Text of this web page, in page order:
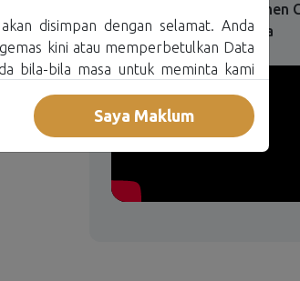
2
Salinan Dokumen
Hartanah Anda
disimpan dengan selamat. Anda
kini atau memperbetulkan Data
bila-bila masa untuk meminta kami
bertulis anda boleh ditujukan
dan sekiranya terdapat konflik
Inggeris akan digunapakai. Dengan
kepada kami, anda dianggap telah
Saya Maklum